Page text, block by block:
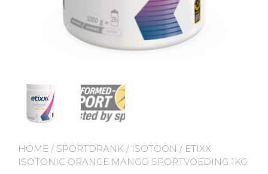
HOME / SPORTDRANK / ISOTOON / ETIXX
ISOTONIC ORANGE MANGO SPORTVOEDING 1KG